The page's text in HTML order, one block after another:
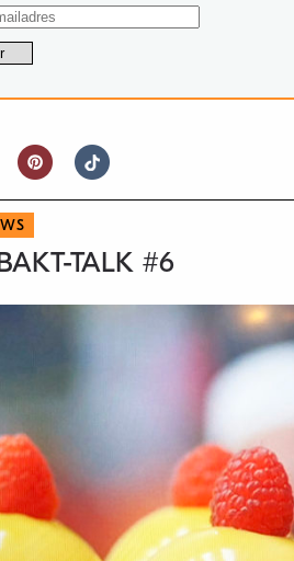
TALK #6